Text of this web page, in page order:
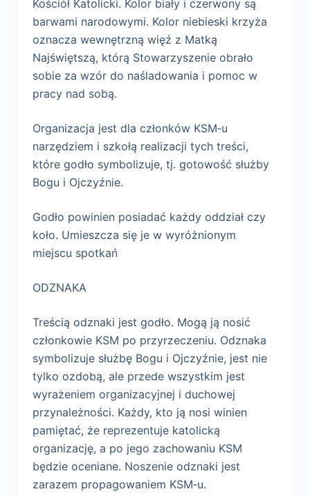
Kościół Katolicki. Kolor biały i czerwony są
barwami narodowymi. Kolor niebieski krzyża
oznacza wewnętrzną więź z Matką
Najświętszą, którą Stowarzyszenie obrało
sobie za wzór do naśladowania i pomoc w
pracy nad sobą.
Organizacja jest dla członków KSM‑u
narzędziem i szkołą realizacji tych treści,
które godło symbolizuje, tj. gotowość służby
Bogu i Ojczyźnie.
Godło powinien posiadać każdy oddział czy
koło. Umieszcza się je w wyróżnionym
miejscu spotkań
ODZNAKA
Treścią odznaki jest godło. Mogą ją nosić
członkowie KSM po przyrzeczeniu. Odznaka
symbolizuje służbę Bogu i Ojczyźnie, jest nie
tylko ozdobą, ale przede wszystkim jest
wyrażeniem organizacyjnej i duchowej
przynależności. Każdy, kto ją nosi winien
pamiętać, że reprezentuje katolicką
organizację, a po jego zachowaniu KSM
będzie oceniane. Noszenie odznaki jest
zarazem propagowaniem KSM‑u.